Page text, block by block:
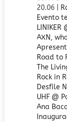
20.06
|
Evento
LINIKER
AXN,
Road to
The
Rock in
Desfile
UHF @
Ana